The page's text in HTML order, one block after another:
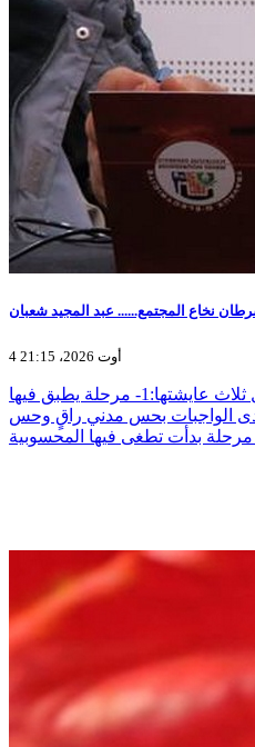
نخاع المجتمع...... عبد المجيد شعبان
4 أوت 2026، 21:15
مرت بلادي منذ أن وعيت بمراحل ثلاث عايشتها:1- مرحلة يطبق فيها
الواجبات بحس مدني راقٍ وحس